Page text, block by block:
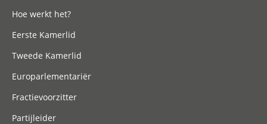
Hoe werkt het?
Eerste Kamerlid
Tweede Kamerlid
Europarlementariër
Fractievoorzitter
Partijleider